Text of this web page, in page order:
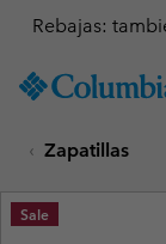
TO
SKIP
MAIN
NAV
Rebajas:
Zapatillas
Sale